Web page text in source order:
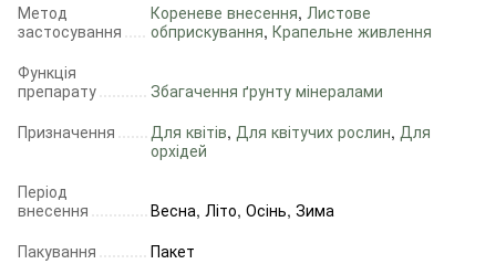
Метод
застосування
Кореневе внесення, Листове
обприскування, Крапельне живлення
Функція
препарату
Збагачення ґрунту мінералами
Призначення
Для квітів, Для квітучих рослин, Для
орхідей
Період
внесення
Весна, Літо, Осінь, Зима
Пакування
Пакет